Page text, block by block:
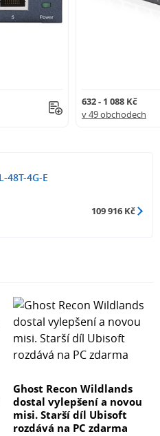
632 - 1 088 Kč
v 49 obchodech
48T-4G-E
109 916 Kč
Ghost Recon Wildlands
dostal vylepšení a novou
misi. Starší díl Ubisoft
rozdává na PC zdarma